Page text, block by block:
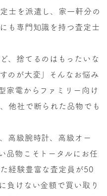
士を派遣し、家一軒分の
も専門知識を持つ査定士
、捨てるのはもったいな
のが大変」そんなお悩み
家電からファミリー向け
他社で断られた品物でも
高級腕時計、高級オー
品物こそトータルにお任
経験豊富な査定員が50
負けない金額で買い取り